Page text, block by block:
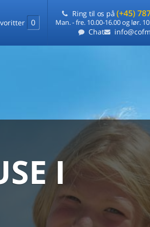
0
Ring til os på (+45)
Man. - fre. 10.00-16.00 og lør.
Chat
I
laveste pris
ét sted